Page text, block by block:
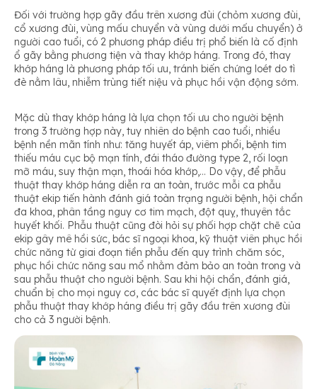
Đối với trường hợp gãy đầu trên xương đùi (chỏm xương đùi,
cổ xương đùi, vùng mấu chuyển và vùng dưới mấu chuyển) ở
người cao tuổi, có 2 phương pháp điều trị phổ biến là cố định
ổ gãy bằng phương tiện và thay khớp háng. Trong đó, thay
khớp háng là phương pháp tối ưu, tránh biến chứng loét do tì
đè nằm lâu, nhiễm trùng tiết niệu và phục hồi vận động sớm.
Mặc dù thay khớp háng là lựa chọn tối ưu cho người bệnh
trong 3 trường hợp này, tuy nhiên do bệnh cao tuổi, nhiều
bệnh nền mãn tính như: tăng huyết áp, viêm phổi, bệnh tim
thiếu máu cục bộ mạn tính, đái tháo đường type 2, rối loạn
mỡ máu, suy thận mạn, thoái hóa khớp,… Do vậy, để phẫu
thuật thay khớp háng diễn ra an toàn, trước mỗi ca phẫu
thuật ekip tiến hành đánh giá toàn trạng người bệnh, hội chẩn
đa khoa, phân tầng nguy cơ tim mạch, đột quỵ, thuyên tắc
huyết khối. Phẫu thuật cũng đòi hỏi sự phối hợp chặt chẽ của
ekip gây mê hồi sức, bác sĩ ngoại khoa, kỹ thuật viên phục hồi
chức năng từ giai đoạn tiền phẫu đến quy trình chăm sóc,
phục hồi chức năng sau mổ nhằm đảm bảo an toàn trong và
sau phẫu thuật cho người bệnh. Sau khi hội chẩn, đánh giá,
chuẩn bị cho mọi nguy cơ, các bác sĩ quyết định lựa chọn
phẫu thuật thay khớp háng điều trị gãy đầu trên xương đùi
cho cả 3 người bệnh.